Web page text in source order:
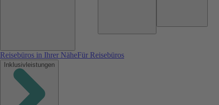
Reisebüros in Ihrer NäheFür Reisebüros
Inklusivleistungen